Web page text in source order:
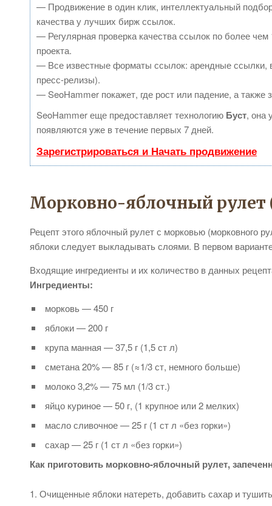
— Продвижение в один клик, интеллектуальный
качества у лучших бирж ссылок.
— Регулярная проверка качества ссылок по более
проекта.
— Все известные форматы ссылок: арендные ссылки,
пресс-релизы).
— SeoHammer покажет, где рост или падение, а также
SeoHammer еще предоставляет технологию Буст, она
появляются уже в течение первых 7 дней.
Зарегистрироваться и Начать продвижение
Морковно-яблочный рулет
Рецепт этого яблочный рулет с морковью (морковного
яблоки следует выкладывать слоями. В первом
Входящие ингредиенты и их количество в данных
Ингредиенты:
морковь — 450 г
яблоки — 200 г
крупа манная — 37,5 г (1,5 ст л)
сметана 20% — 85 г (≈1/3 ст, немного больше)
молоко 3,2% — 75 мл (1/3 ст.)
яйцо куриное — 50 г, (1 крупное или 2 мелких)
масло сливочное — 25 г (1 ст л «без горки»)
сахар — 25 г (1 ст л «без горки»)
Как приготовить морковно-яблочный рулет,
Очищенные яблоки натереть, добавить сахар и